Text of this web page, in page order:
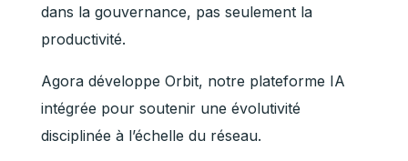
dans la gouvernance, pas seulement la
productivité.
Agora développe Orbit, notre plateforme IA
intégrée pour soutenir une évolutivité
disciplinée à l’échelle du réseau.